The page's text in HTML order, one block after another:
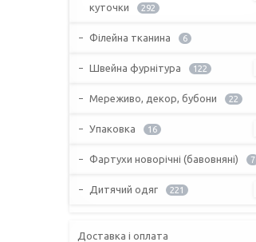
куточки
292
Філейна тканина 6
Швейна фурнітура 122
Мереживо, декор, бубони 22
Упаковка 16
Фартухи новорічні (бавовняні) 7
Дитячий одяг 221
Доставка і оплата